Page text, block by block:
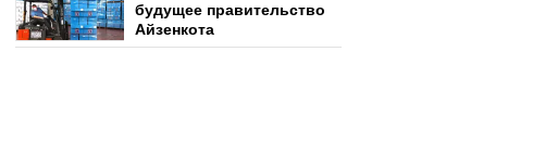
будущее правительство
Айзенкота